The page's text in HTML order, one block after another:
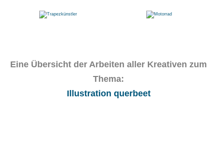
Eine Übersicht der Arbeiten aller Kreativen zum
Thema:
Illustration querbeet